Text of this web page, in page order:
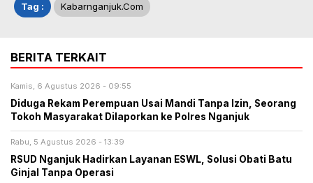
Tag : Kabarnganjuk.com
BERITA TERKAIT
Kamis, 6 Agustus 2026 - 09:55
Diduga Rekam Perempuan Usai Mandi Tanpa Izin, Seorang
Tokoh Masyarakat Dilaporkan ke Polres Nganjuk
Rabu, 5 Agustus 2026 - 13:39
RSUD Nganjuk Hadirkan Layanan ESWL, Solusi Obati Batu
Ginjal Tanpa Operasi